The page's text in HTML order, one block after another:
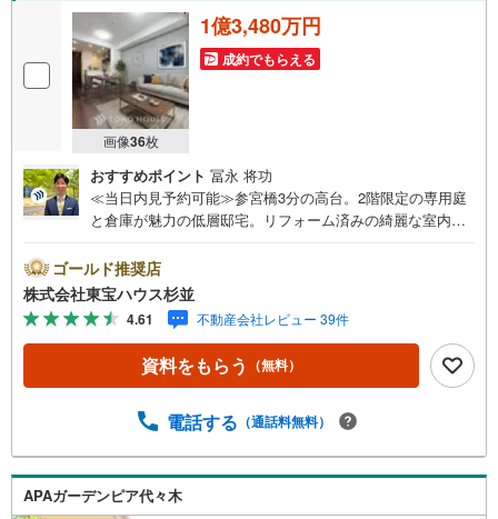
画像36枚
1億3,480万円
成約でもらえる
おすすめポイント 冨永 将功
≪当日内見予約可能≫参宮橋3分の高台。2階限定の専用庭
と倉庫が魅力の低層邸宅。リフォーム済みの綺麗な室内を
「未来カレンダー」のご提案。・ 未来に起こるであろうご
自宅リフォームをオンライン上でご提案「ミラカレクラ
ブ」。・ 不動産売却時、ご自宅を綺麗にかつ瀟洒にさせる
CG加工ホームステイジングサービス。・ 購入者様へ、税
理士による確定申告の無料セミナーをご招待いたします。
◆ご予約に際して◆日時のご希望をお伝えください。（も
（居住中物件）の手配が必要な場合がございますのでご容
案内が可能となりますのでお手数ですがご一報ください。
◆物件のご案内は◆弊社へのご来社、お客様宅へのお迎
え・最寄駅での待ち合わせ、物件周辺のコンビニ等でお待
ゴールド推奨店
株式会社東宝ハウス杉並
4.61 不動産会社レビュー 39件
資料をもらう （無料）
電話する （通話料無料）
APAガーデンピア代々木